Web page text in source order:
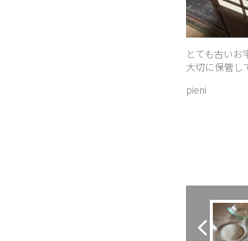
とても古いお
大切に保管し
pieni